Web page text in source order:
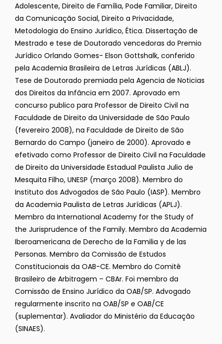
Adolescente, Direito de Família, Pode Familiar, Direito
da Comunicação Social, Direito a Privacidade,
Metodologia do Ensino Jurídico, Ética. Dissertação de
Mestrado e tese de Doutorado vencedoras do Premio
Jurídico Orlando Gomes- Elson Gottshalk, conferido
pela Academia Brasileira de Letras Jurídicas (ABLJ).
Tese de Doutorado premiada pela Agencia de Noticias
dos Direitos da Infância em 2007. Aprovado em
concurso publico para Professor de Direito Civil na
Faculdade de Direito da Universidade de São Paulo
(fevereiro 2008), na Faculdade de Direito de São
Bernardo do Campo (janeiro de 2000). Aprovado e
efetivado como Professor de Direito Civil na Faculdade
de Direito da Universidade Estadual Paulista Julio de
Mesquita Filho, UNESP (março 2008). Membro do
Instituto dos Advogados de São Paulo (IASP). Membro
da Academia Paulista de Letras Jurídicas (APLJ).
Membro da International Academy for the Study of
the Jurisprudence of the Family. Membro da Academia
Iberoamericana de Derecho de la Familia y de las
Personas. Membro da Comissão de Estudos
Constitucionais da OAB-CE. Membro do Comitê
Brasileiro de Arbitragem – CBAr. Foi membro da
Comissão de Ensino Jurídico da OAB/SP. Advogado
regularmente inscrito na OAB/SP e OAB/CE
(suplementar). Avaliador do Ministério da Educação
(SINAES).